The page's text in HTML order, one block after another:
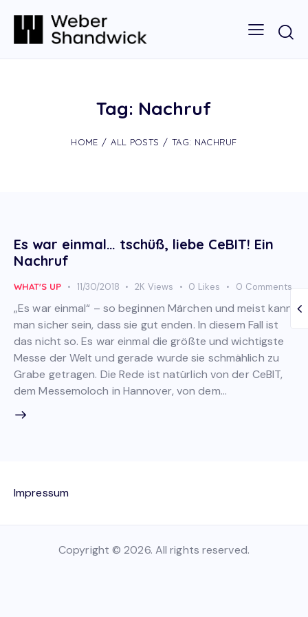
Tag: Nachruf
HOME ALL POSTS TAG: NACHRUF
Es war einmal… tschüß, liebe CeBIT! Ein
Nachruf
WHAT'S UP 11/30/2018 2K Views 0 Likes 0 Comments
„Es war einmal“ – so beginnen Märchen und meist kann
man sicher sein, dass sie gut enden. In diesem Fall ist
das nicht so. Es war einmal die größte und wichtigste
Messe der Welt und gerade wurde sie schmählich zu
Grabe getragen. Die Rede ist natürlich von der CeBIT,
dem Messemoloch in Hannover, von dem…
Impressum
Copyright © 2026. All rights reserved.